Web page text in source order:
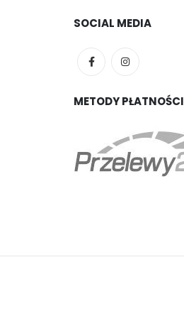
SOCIAL MEDIA
METODY PŁATNOŚCI